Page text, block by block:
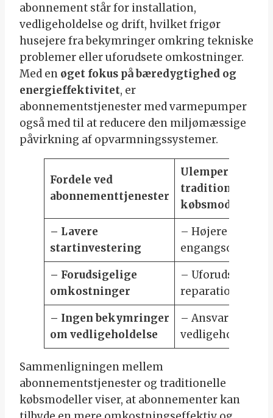
abonnement står for installation,
vedligeholdelse og drift, hvilket frigør
husejere fra bekymringer omkring tekniske
problemer eller uforudsete omkostninger.
Med en øget fokus på bæredygtighed og
energieffektivitet, er
abonnementstjenester med varmepumper
også med til at reducere den miljømæssige
påvirkning af opvarmningssystemer.
Fordele ved
abonnementtjenester
Ulemper ved
traditionelle
købsmodeller
– Lavere
startinvestering
– Højere
– Forudsigelige
omkostninger
– Uforudsete
reparationer
– Ingen bekymringer
om vedligeholdelse
– Ansvar for
vedligeholdelse
Sammenligningen mellem
abonnementstjenester og traditionelle
købsmodeller viser, at abonnementer kan